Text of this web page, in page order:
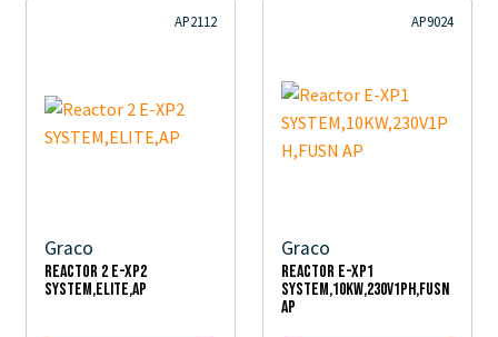
AP2112
Graco
Reactor 2 E-XP2
SYSTEM,ELITE,AP
AP9024
Graco
Reactor E-XP1
SYSTEM,10KW,230V1PH,FUSN
AP